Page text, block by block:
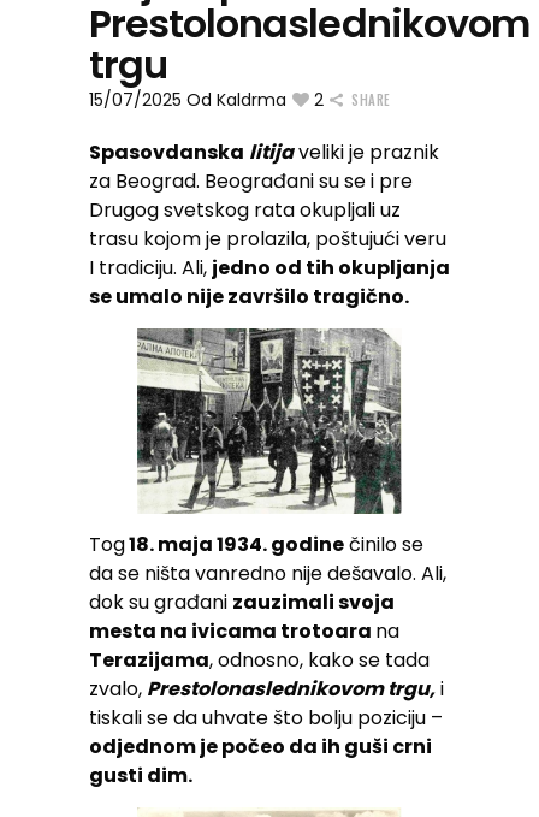
Prestolonaslednikovom
trgu
15/07/2025 Od Kaldrma 2 SHARE
Spasovdanska litijaveliki je praznik
za Beograd. Beograđani su se i pre
Drugog svetskog rata okupljali uz
trasu kojom je prolazila, poštujući veru
I tradiciju. Ali, jedno od tih okupljanja
se umalo nije završilo tragično.
Tog18. maja 1934. godinečinilo se
da se ništa vanredno nije dešavalo. Ali,
dok su građani zauzimali svoja
mesta na ivicama trotoara na
Terazijama, odnosno, kako se tada
zvalo, Prestolonaslednikovom trgu,i
tiskali se da uhvate što bolju poziciju –
odjednom je počeo da ih guši crni
gusti dim.